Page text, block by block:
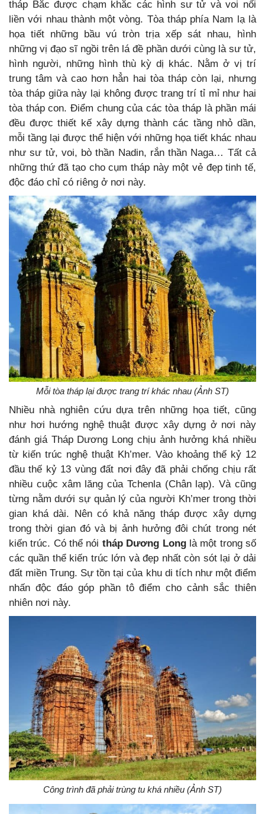
tháp Bắc được chạm khắc các hình sư tử và voi nối
liền với nhau thành một vòng. Tòa tháp phía Nam lạ là
họa tiết những bầu vú tròn trịa xếp sát nhau, hình
những vị đạo sĩ ngồi trên lá đề phần dưới cùng là sư tử,
hình người, những hình thù kỳ dị khác. Nằm ở vị trí
trung tâm và cao hơn hẳn hai tòa tháp còn lại, nhưng
tòa tháp giữa này lại không được trang trí tỉ mỉ như hai
tòa tháp con. Điểm chung của các tòa tháp là phần mái
đều được thiết kế xây dựng thành các tầng nhỏ dần,
mỗi tầng lại được thể hiện với những họa tiết khác nhau
như sư tử, voi, bò thần Nadin, rắn thần Naga… Tất cả
những thứ đã tạo cho cụm tháp này một vẻ đẹp tinh tế,
độc đáo chỉ có riêng ở nơi này.
Mỗi tòa tháp lại được trang trí khác nhau (Ảnh ST)
Nhiều nhà nghiên cứu dựa trên những họa tiết, cũng
như hơi hướng nghệ thuật được xây dựng ở nơi này
đánh giá Tháp Dương Long chịu ảnh hưởng khá nhiều
từ kiến trúc nghệ thuật Kh’mer. Vào khoảng thế kỷ 12
đầu thế kỷ 13 vùng đất nơi đây đã phải chống chịu rất
nhiều cuộc xâm lăng của Tchenla (Chân lạp). Và cũng
từng nằm dưới sự quản lý của người Kh’mer trong thời
gian khá dài. Nên có khả năng tháp được xây dựng
trong thời gian đó và bị ảnh hưởng đôi chút trong nét
kiến trúc. Có thể nói tháp Dương Longlà một trong số
các quần thể kiến trúc lớn và đẹp nhất còn sót lại ở dải
đất miền Trung. Sự tồn tại của khu di tích như một điểm
nhấn độc đáo góp phần tô điểm cho cảnh sắc thiên
nhiên nơi này.
Công trình đã phải trùng tu khá nhiều (Ảnh ST)